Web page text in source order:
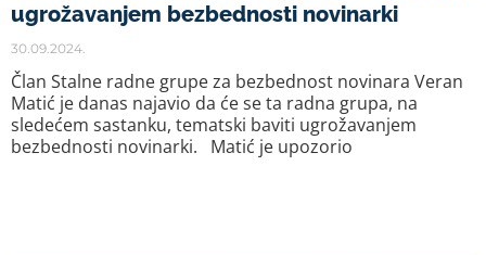
ugrožavanjem bezbednosti novinarki
30.09.2024.
Član Stalne radne grupe za bezbednost novinara Veran
Matić je danas najavio da će se ta radna grupa, na
sledećem sastanku, tematski baviti ugrožavanjem
bezbednosti novinarki. Matić je upozorio